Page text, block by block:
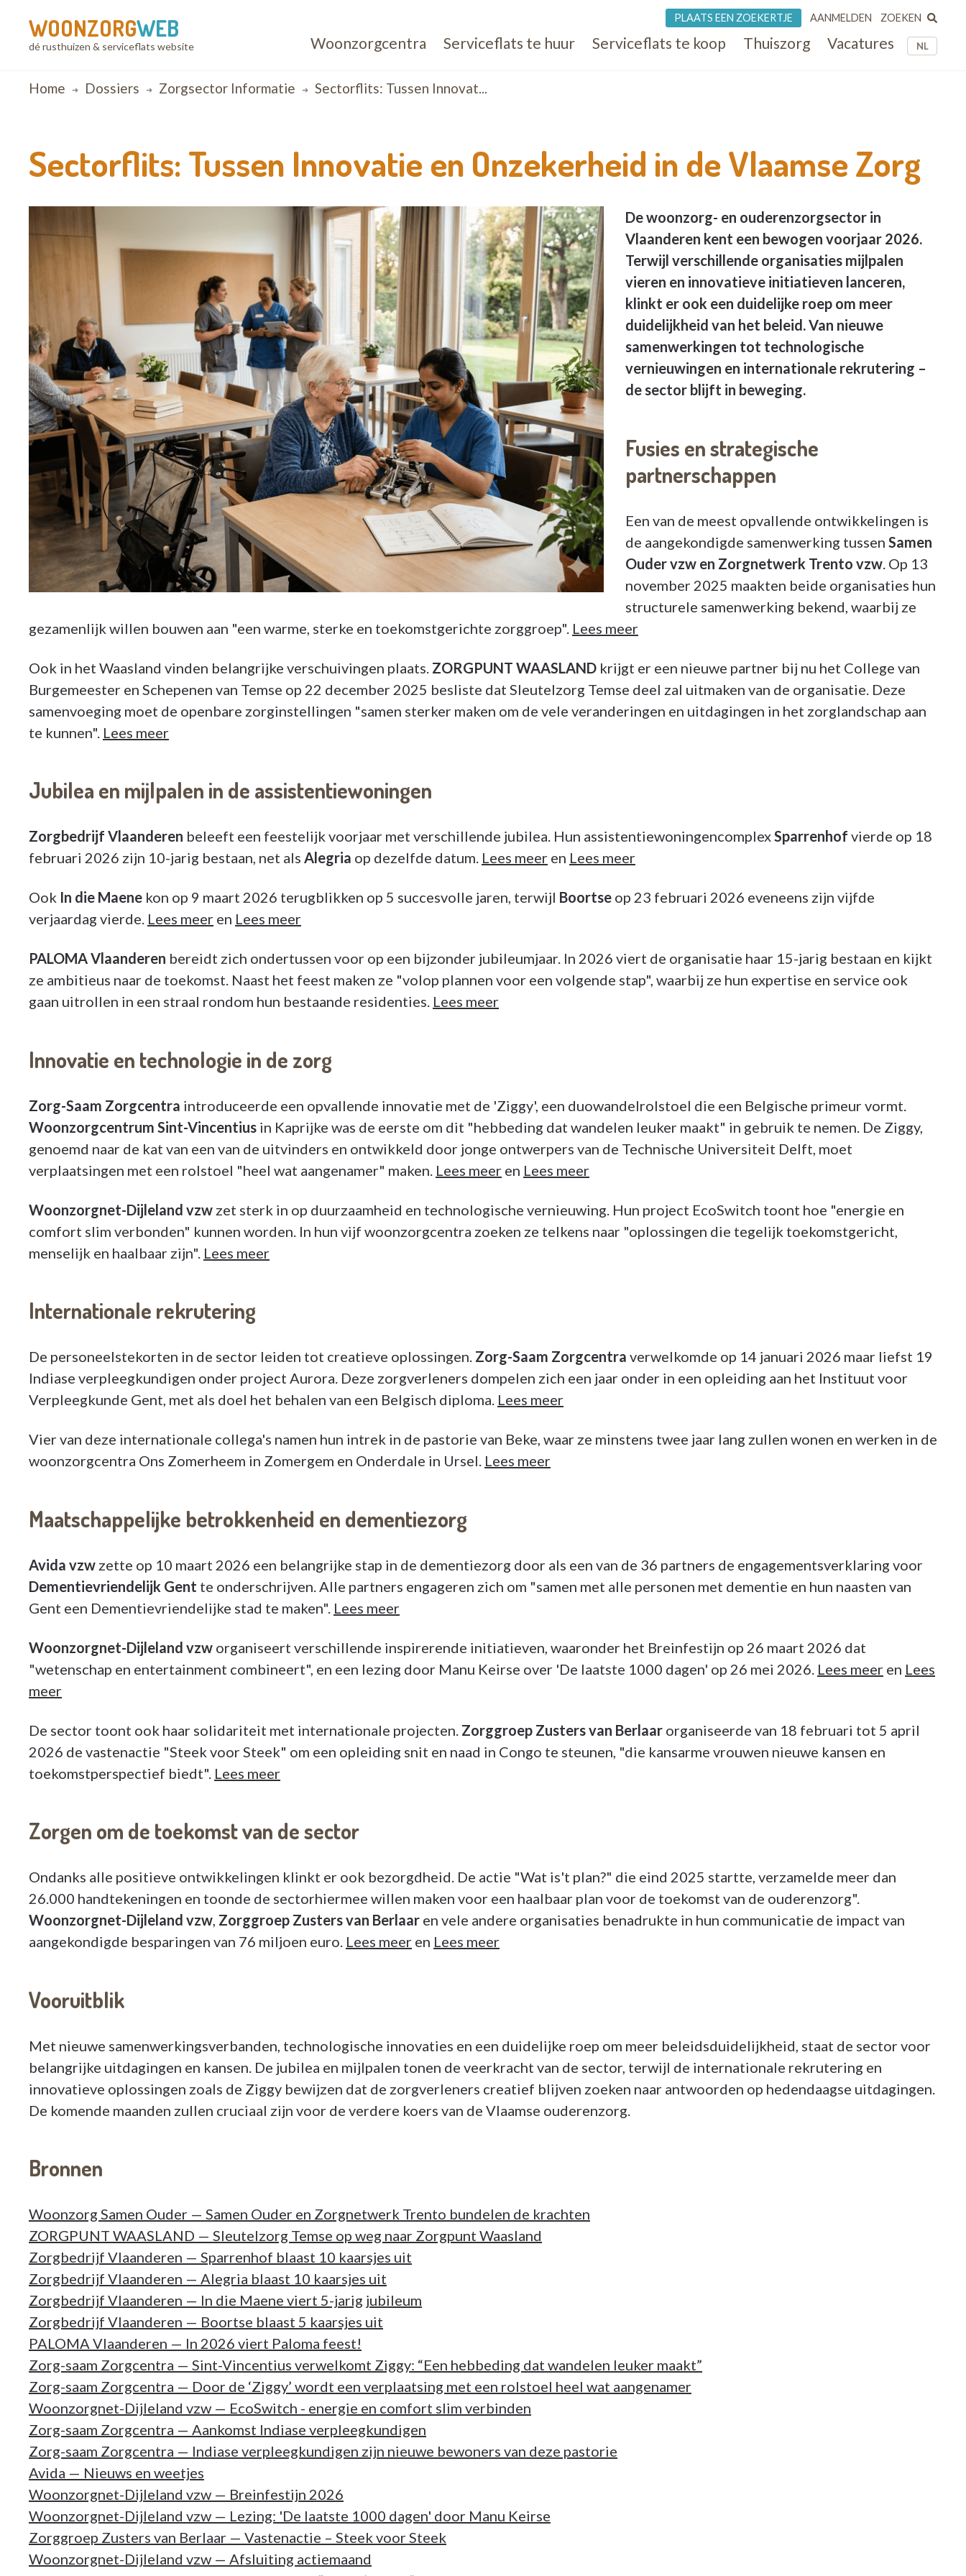
WOONZORGWEB
dé rusthuizen & serviceflats website NL
Woonzorgcentra Serviceflats te huur Serviceflats te koop Thuiszorg Vacatures
PLAATS EEN ZOEKERTJE AANMELDEN ZOEKEN
Breadcrumb
Home Dossiers Zorgsector Informatie Sectorflits: Tussen Innovat...
Sectorflits: Tussen Innovatie en Onzekerheid in de Vlaamse Zorg
De woonzorg- en ouderenzorgsector in
Vlaanderen kent een bewogen voorjaar 2026.
Terwijl verschillende organisaties mijlpalen
vieren en innovatieve initiatieven lanceren,
klinkt er ook een duidelijke roep om meer
duidelijkheid van het beleid. Van nieuwe
samenwerkingen tot technologische
vernieuwingen en internationale rekrutering –
de sector blijft in beweging.
Fusies en strategische
partnerschappen
Een van de meest opvallende ontwikkelingen is
de aangekondigde samenwerking tussen Samen
Ouder vzw en Zorgnetwerk Trento vzw . Op 13
november 2025 maakten beide organisaties hun
structurele samenwerking bekend, waarbij ze
gezamenlijk willen bouwen aan "een warme, sterke en toekomstgerichte zorggroep". Lees meer
Ook in het Waasland vinden belangrijke verschuivingen plaats. ZORGPUNT WAASLAND krijgt er een nieuwe partner bij nu het College van
Burgemeester en Schepenen van Temse op 22 december 2025 besliste dat Sleutelzorg Temse deel zal uitmaken van de organisatie. Deze
samenvoeging moet de openbare zorginstellingen "samen sterker maken om de vele veranderingen en uitdagingen in het zorglandschap aan
te kunnen". Lees meer
Jubilea en mijlpalen in de assistentiewoningen
Zorgbedrijf Vlaanderen beleeft een feestelijk voorjaar met verschillende jubilea. Hun assistentiewoningencomplexSparrenhof vierde op 18
februari 2026 zijn 10-jarig bestaan, net als Alegria op dezelfde datum. Lees meer en Lees meer
Ook In die Maene kon op 9 maart 2026 terugblikken op 5 succesvolle jaren, terwijl Boortse op 23 februari 2026 eveneens zijn vijfde
verjaardag vierde. Lees meer en Lees meer
PALOMA Vlaanderen bereidt zich ondertussen voor op een bijzonder jubileumjaar. In 2026 viert de organisatie haar 15-jarig bestaan en kijkt
ze ambitieus naar de toekomst. Naast het feest maken ze "volop plannen voor een volgende stap", waarbij ze hun expertise en service ook
gaan uitrollen in een straal rondom hun bestaande residenties. Lees meer
Innovatie en technologie in de zorg
Zorg-Saam Zorgcentra introduceerde een opvallende innovatie met de 'Ziggy', een duowandelrolstoel die een Belgische primeur vormt.
Woonzorgcentrum Sint-Vincentius in Kaprijke was de eerste om dit "hebbeding dat wandelen leuker maakt" in gebruik te nemen. De Ziggy,
genoemd naar de kat van een van de uitvinders en ontwikkeld door jonge ontwerpers van de Technische Universiteit Delft, moet
verplaatsingen met een rolstoel "heel wat aangenamer" maken. Lees meer en Lees meer
Woonzorgnet-Dijleland vzw zet sterk in op duurzaamheid en technologische vernieuwing. Hun project EcoSwitch toont hoe "energie en
comfort slim verbonden" kunnen worden. In hun vijf woonzorgcentra zoeken ze telkens naar "oplossingen die tegelijk toekomstgericht,
menselijk en haalbaar zijn". Lees meer
Internationale rekrutering
De personeelstekorten in de sector leiden tot creatieve oplossingen. Zorg-Saam Zorgcentra verwelkomde op 14 januari 2026 maar liefst 19
Indiase verpleegkundigen onder project Aurora. Deze zorgverleners dompelen zich een jaar onder in een opleiding aan het Instituut voor
Verpleegkunde Gent, met als doel het behalen van een Belgisch diploma. Lees meer
Vier van deze internationale collega's namen hun intrek in de pastorie van Beke, waar ze minstens twee jaar lang zullen wonen en werken in de
woonzorgcentra Ons Zomerheem in Zomergem en Onderdale in Ursel. Lees meer
Maatschappelijke betrokkenheid en dementiezorg
Avida vzw zette op 10 maart 2026 een belangrijke stap in de dementiezorg door als een van de 36 partners de engagementsverklaring voor
Dementievriendelijk Gent te onderschrijven. Alle partners engageren zich om "samen met alle personen met dementie en hun naasten van
Gent een Dementievriendelijke stad te maken". Lees meer
Woonzorgnet-Dijleland vzw organiseert verschillende inspirerende initiatieven, waaronder het Breinfestijn op 26 maart 2026 dat
"wetenschap en entertainment combineert", en een lezing door Manu Keirse over 'De laatste 1000 dagen' op 26 mei 2026. Lees meer en Lees
meer
De sector toont ook haar solidariteit met internationale projecten. Zorggroep Zusters van Berlaar organiseerde van 18 februari tot 5 april
2026 de vastenactie "Steek voor Steek" om een opleiding snit en naad in Congo te steunen, "die kansarme vrouwen nieuwe kansen en
toekomstperspectief biedt". Lees meer
Zorgen om de toekomst van de sector
Ondanks alle positieve ontwikkelingen klinkt er ook bezorgdheid. De actie "Wat is't plan?" die eind 2025 startte, verzamelde meer dan
26.000 handtekeningen en toonde de sectorhiermee willen maken voor een haalbaar plan voor de toekomst van de ouderenzorg".
Woonzorgnet-Dijleland vzw, Zorggroep Zusters van Berlaar en vele andere organisaties benadrukte in hun communicatie de impact van
aangekondigde besparingen van 76 miljoen euro. Lees meer en Lees meer
Vooruitblik
Met nieuwe samenwerkingsverbanden, technologische innovaties en een duidelijke roep om meer beleidsduidelijkheid, staat de sector voor
belangrijke uitdagingen en kansen. De jubilea en mijlpalen tonen de veerkracht van de sector, terwijl de internationale rekrutering en
innovatieve oplossingen zoals de Ziggy bewijzen dat de zorgverleners creatief blijven zoeken naar antwoorden op hedendaagse uitdagingen.
De komende maanden zullen cruciaal zijn voor de verdere koers van de Vlaamse ouderenzorg.
Bronnen
Woonzorg Samen Ouder — Samen Ouder en Zorgnetwerk Trento bundelen de krachten
ZORGPUNT WAASLAND — Sleutelzorg Temse op weg naar Zorgpunt Waasland
Zorgbedrijf Vlaanderen — Sparrenhof blaast 10 kaarsjes uit
Zorgbedrijf Vlaanderen — Alegria blaast 10 kaarsjes uit
Zorgbedrijf Vlaanderen — In die Maene viert 5-jarig jubileum
Zorgbedrijf Vlaanderen — Boortse blaast 5 kaarsjes uit
PALOMA Vlaanderen — In 2026 viert Paloma feest!
Zorg-saam Zorgcentra — Sint-Vincentius verwelkomt Ziggy: “Een hebbeding dat wandelen leuker maakt”
Zorg-saam Zorgcentra — Door de ‘Ziggy’ wordt een verplaatsing met een rolstoel heel wat aangenamer
Woonzorgnet-Dijleland vzw — EcoSwitch - energie en comfort slim verbinden
Zorg-saam Zorgcentra — Aankomst Indiase verpleegkundigen
Zorg-saam Zorgcentra — Indiase verpleegkundigen zijn nieuwe bewoners van deze pastorie
Avida — Nieuws en weetjes
Woonzorgnet-Dijleland vzw — Breinfestijn 2026
Woonzorgnet-Dijleland vzw — Lezing: 'De laatste 1000 dagen' door Manu Keirse
Zorggroep Zusters van Berlaar — Vastenactie – Steek voor Steek
Woonzorgnet-Dijleland vzw — Afsluiting actiemaand